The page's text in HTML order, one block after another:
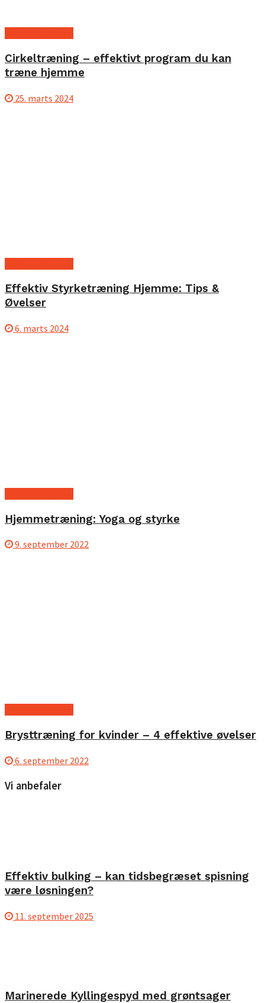
Cirkeltræning – effektivt program du kan
træne hjemme
25. marts 2024
Effektiv Styrketræning Hjemme: Tips &
Øvelser
6. marts 2024
Hjemmetræning: Yoga og styrke
9. september 2022
Brysttræning for kvinder – 4 effektive øvelser
6. september 2022
Vi anbefaler
Effektiv bulking – kan tidsbegræset spisning
være løsningen?
11. september 2025
Marinerede Kyllingespyd med grøntsager